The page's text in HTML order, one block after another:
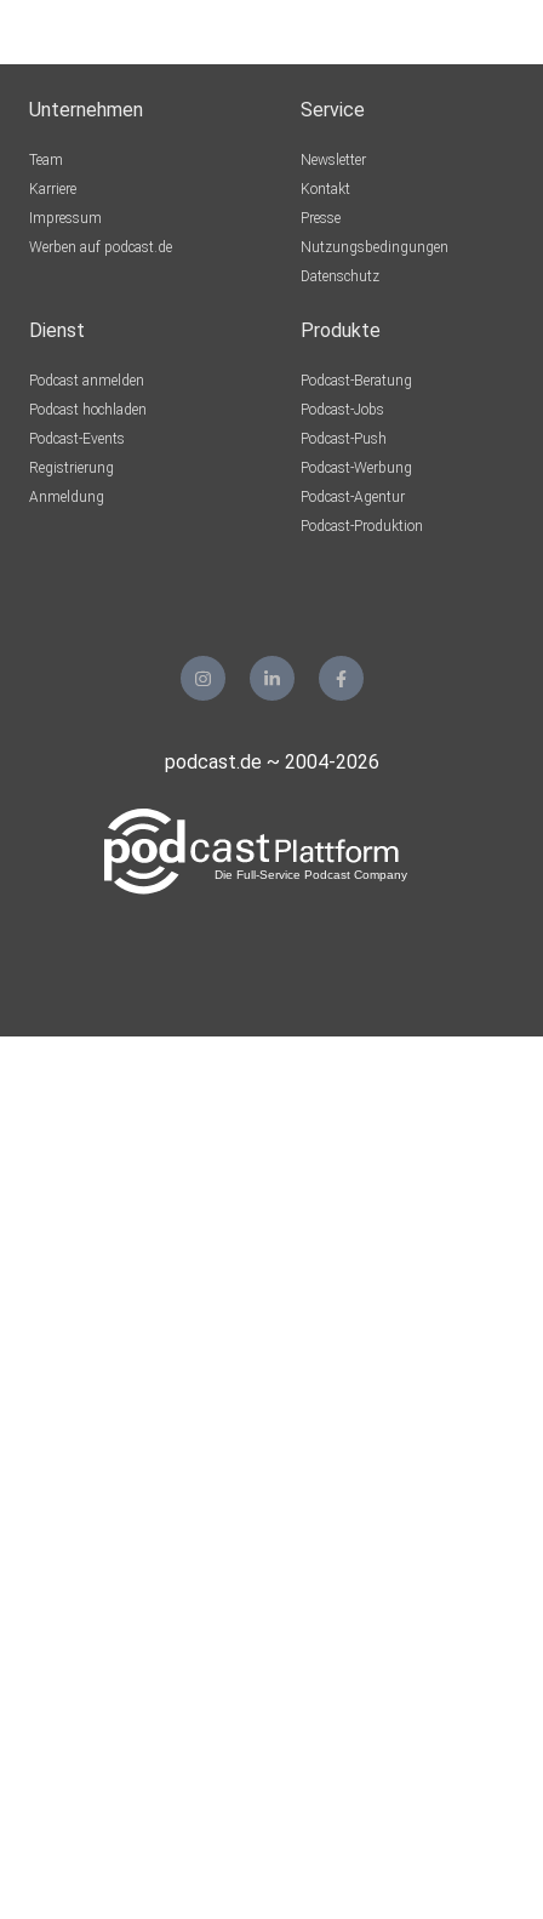
Unternehmen
Team
Karriere
Impressum
Werben auf podcast.de
Service
Newsletter
Kontakt
Presse
Nutzungsbedingungen
Datenschutz
Dienst
Podcast anmelden
Podcast hochladen
Podcast-Events
Registrierung
Anmeldung
Produkte
Podcast-Beratung
Podcast-Jobs
Podcast-Push
Podcast-Werbung
Podcast-Agentur
Podcast-Produktion
podcast.de ~ 2004-2026